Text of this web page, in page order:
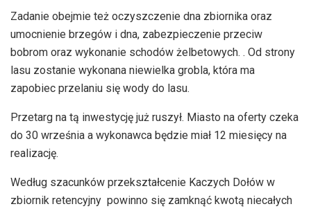
Zadanie obejmie też oczyszczenie dna zbiornika oraz
umocnienie brzegów i dna, zabezpieczenie przeciw
bobrom oraz wykonanie schodów żelbetowych. . Od strony
lasu zostanie wykonana niewielka grobla, która ma
zapobiec przelaniu się wody do lasu.
Przetarg na tą inwestycję już ruszył. Miasto na oferty czeka
do 30 września a wykonawca będzie miał 12 miesięcy na
realizację.
Według szacunków przekształcenie Kaczych Dołów w
zbiornik retencyjny powinno się zamknąć kwotą niecałych